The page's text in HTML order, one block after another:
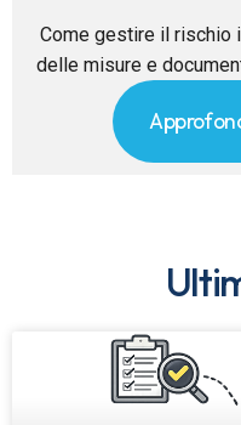
Come gestire il rischio
delle misure e